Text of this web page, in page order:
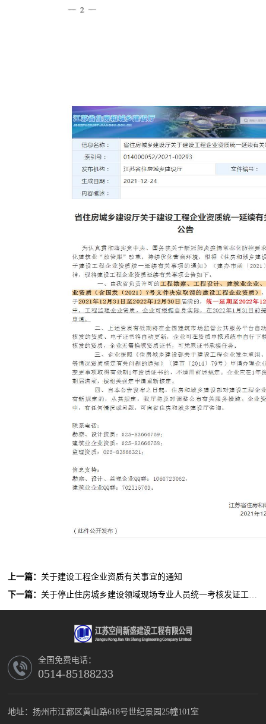
上一篇： 关于建设工程企业资质有关事宜的通知
下一篇： 关于停止住房城乡建设领域现场专业人员统一考核发证工作的通知
全国免费电话：
0514-85188233
地址：扬州市江都区黄山路618号世纪景园25幢101室